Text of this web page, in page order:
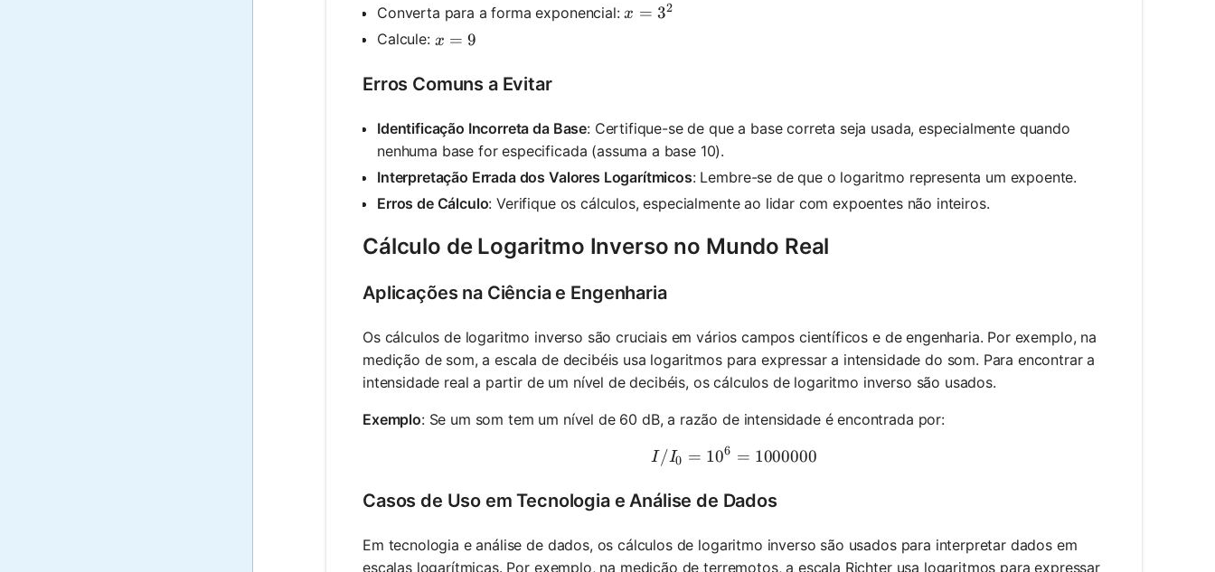
Converta para a forma exponencial:x = 3^2
x = 32
Calcule: x = 9
x = 9
Erros Comuns a Evitar
Identificação Incorreta da Base: Certifique-se de que a base correta seja usada, especialmente quando
nenhuma base for especificada (assuma a base 10).
Interpretação Errada dos Valores Logarítmicos: Lembre-se de que o logaritmo representa um expoente.
Erros de Cálculo: Verifique os cálculos, especialmente ao lidar com expoentes não inteiros.
Cálculo de Logaritmo Inverso no Mundo Real
Aplicações na Ciência e Engenharia
Os cálculos de logaritmo inverso são cruciais em vários campos científicos e de engenharia. Por exemplo, na
medição de som, a escala de decibéis usa logaritmos para expressar a intensidade do som. Para encontrar a
intensidade real a partir de um nível de decibéis, os cálculos de logaritmo inverso são usados.
Exemplo: Se um som tem um nível de 60 dB, a razão de intensidade é encontrada por:
I/I_0 = 10^{6} = 1000000
I/I0 = 106 = 1000000
Casos de Uso em Tecnologia e Análise de Dados
Em tecnologia e análise de dados, os cálculos de logaritmo inverso são usados para interpretar dados em
escalas logarítmicas. Por exemplo, na medição de terremotos, a escala Richter usa logaritmos para expressar